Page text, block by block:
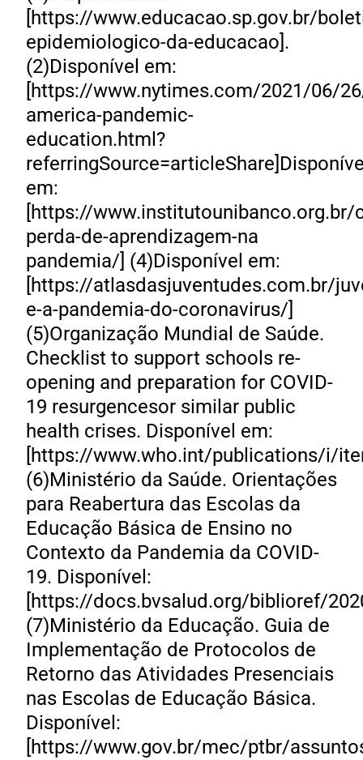
[https://www.educacao.sp.gov.br/
epidemiologico-da-educacao].
(2)Disponível em:
[https://www.nytimes.com/2021/06/
america-pandemic-
education.html?
em:
[https://
perda-de-aprendizagem-na
pandemia/] (4)Disponível em:
[https://atlasdasjuventudes.com.br/
e-a-pandemia-do-coronavirus/]
(5)Organização Mundial de Saúde.
Checklist to support schools re-
opening and preparation for COVID-
19 resurgencesor similar public
health crises. Disponível em:
[https://www.who.int/publications/i/
(6)Ministério da Saúde. Orientações
para Reabertura das Escolas da
Educação Básica de Ensino no
Contexto da Pandemia da COVID-
19. Disponível:
[https://docs.bvsalud.org/biblioref/
(7)Ministério da Educação. Guia de
Implementação de Protocolos de
Retorno das Atividades Presenciais
nas Escolas de Educação Básica.
Disponível:
[https://www.gov.br/mec/ptbr/